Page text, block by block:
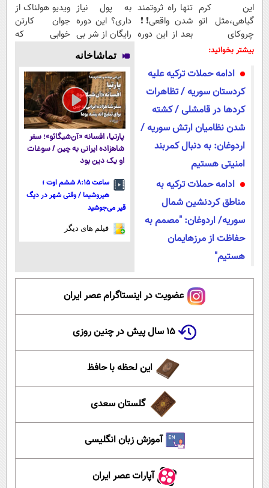
این کرم
گیاهی،مثل اتو
چروکای
پوستتوصاف
تنها راه ثروتمند
شدن واقعی❗❗
بعد از این دوره
به پول نیاز
داری؟ این دوره
رایگان از شر بی
پولی خلاصت
میکنه
ویدیو هولناک از
جوان کارتن
خوابی که
بیشتر بخوانید:
ادامه حملات ترکیه علیه
کردستان سوریه / تظاهرات
کردها در قامشلی / کشته
شدن نظامیان ارتش سوریه /
اردوغان: به دنبال کمربند
امنیتی هستیم
ادامه حملات ترکیه به
مناطق کردنشین شمال
سوریه/ اردوغان: "مصمم به
حفاظت از مرزهایمان
هستیم"
تماشاخانه
پارتیا، افسانه «آن‌شیگائو»؛ سفر
شاهزاده ایرانی به چین / سوغات
او یک دین بود
ساعت ۸:۱۵ ششم اوت ؛
هیروشیما / وقتی شهر در دیگ
قیر می‌جوشید
فیلم های دیگر
عضویت در اینستاگرام عصر ایران
۱۵ سال پیش در چنین روزی
این لحظه با حافظ
گلستان سعدی
آموزش زبان انگلیسی
آپارات عصر ایران